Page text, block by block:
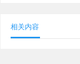
相关内容